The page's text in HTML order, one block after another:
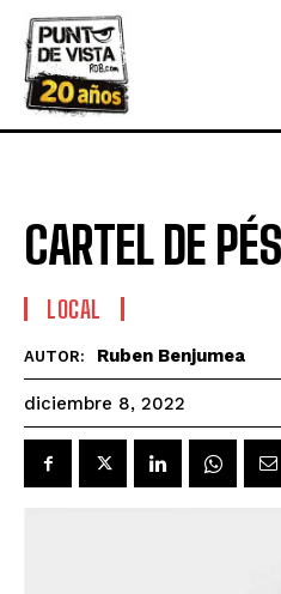
CARTEL DE
LOCAL
AUTOR: Ruben Benjumea
diciembre 8, 2022